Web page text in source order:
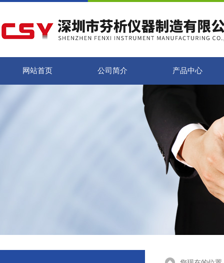
网站首页 公司简介 产品中心